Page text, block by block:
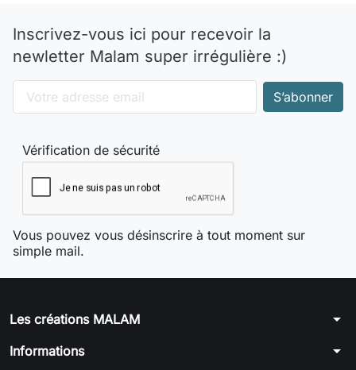
Inscrivez-vous ici pour recevoir la
newletter Malam super irrégulière :)
Vérification de sécurité
Vous pouvez vous désinscrire à tout moment sur
simple mail.
Les créations MALAM arrow_drop_down
Informations arrow_drop_down